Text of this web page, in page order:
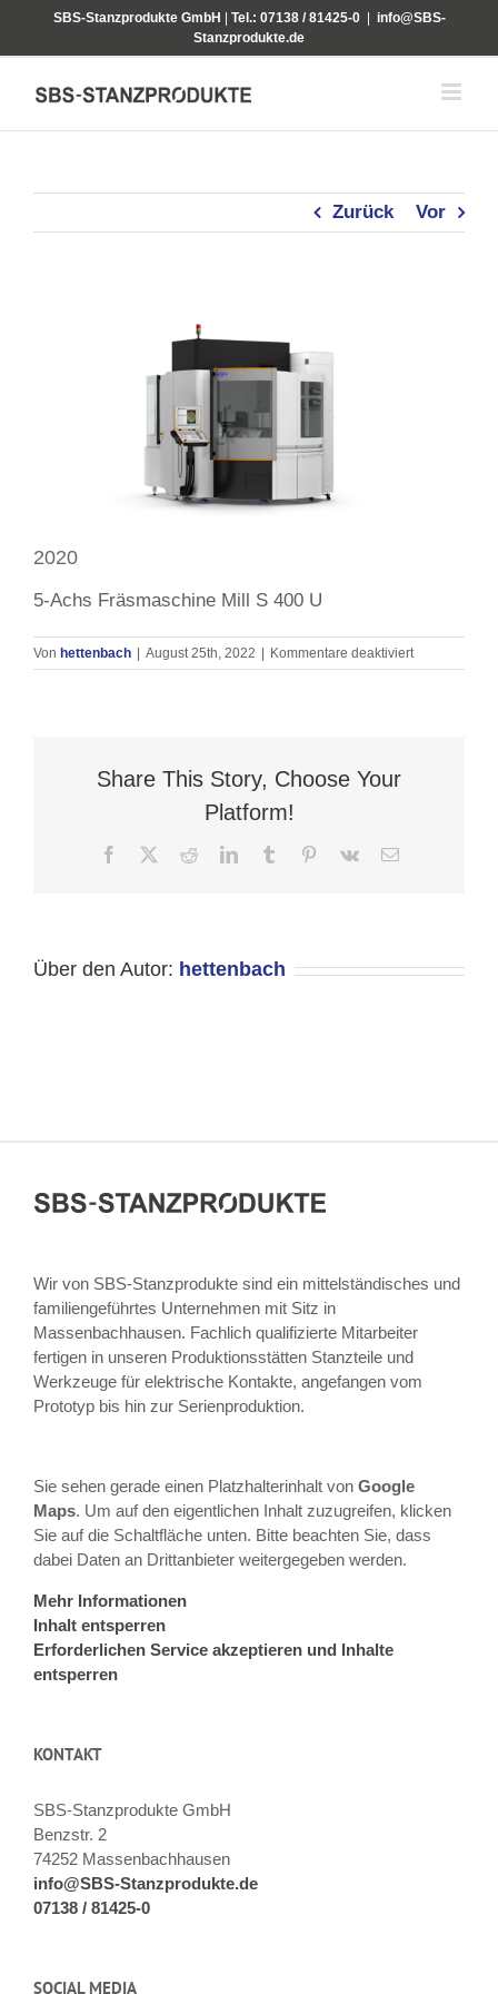
SBS-Stanzprodukte GmbH Tel.: 07138 / 81425-0
info@SBS-
Stanzprodukte.de
Zurück Vor
2020
5-Achs Fräsmaschine Mill S 400 U
Von hettenbach August 25th, 2022 Kommentare deaktiviertfür
2020
Share This Story, Choose Your
Platform!
Facebook RedditLinkedInTumblr Pinterest
Vk
E-
Über den Autor: hettenbach
Wir von SBS-Stanzprodukte sind ein mittelständisches und
familiengeführtes Unternehmen mit Sitz in
Massenbachhausen. Fachlich qualifizierte Mitarbeiter
fertigen in unseren Produktionsstätten Stanzteile und
Werkzeuge für elektrische Kontakte, angefangen vom
Prototyp bis hin zur Serienproduktion.
Sie sehen gerade einen Platzhalterinhalt von Google
Maps. Um auf den eigentlichen Inhalt zuzugreifen, klicken
Sie auf die Schaltfläche unten. Bitte beachten Sie, dass
dabei Daten an Drittanbieter weitergegeben werden.
Mehr Informationen
Inhalt entsperren
Erforderlichen Service akzeptieren und Inhalte
entsperren
KONTAKT
SBS-Stanzprodukte GmbH
Benzstr. 2
74252 Massenbachhausen
info@SBS-Stanzprodukte.de
07138 / 81425-0
SOCIAL MEDIA